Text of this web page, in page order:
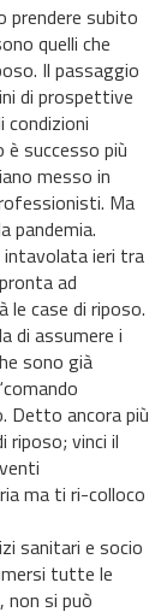
prendere subito
quelli che
Il passaggio
di prospettive
condizioni
successo più
messo in
Ma
pandemia.
intavolata ieri tra
ad
case di riposo.
di assumere i
sono già
Detto ancora più
riposo; vinci il
ma ti ri-colloco
sanitari e socio
tutte le
non si può